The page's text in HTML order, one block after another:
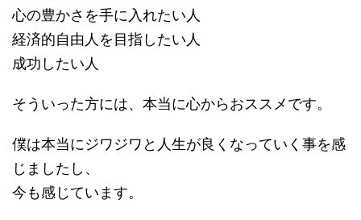
心の豊かさを手に入れたい人
経済的自由人を目指したい人
成功したい人
そういった方には、本当に心からおススメです。
僕は本当にジワジワと人生が良くなっていく事を感
じましたし、
今も感じています。